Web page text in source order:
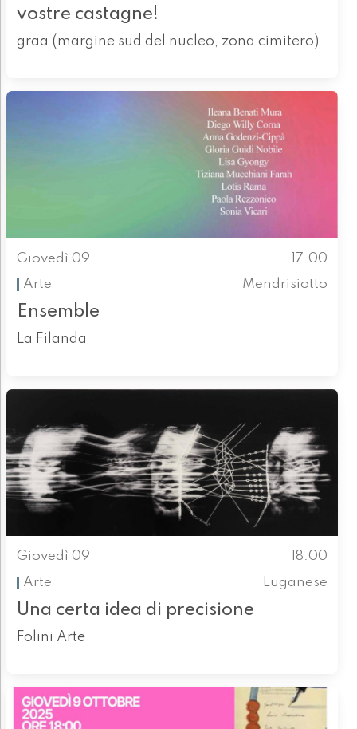
vostre castagne!
graa (margine sud del nucleo, zona cimitero)
Giovedì 09
17.00
Arte
Mendrisiotto
Ensemble
La Filanda
Giovedì 09
18.00
Arte
Luganese
Una certa idea di precisione
Folini Arte